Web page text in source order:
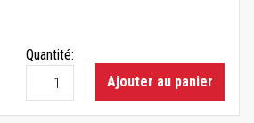
Quantité:
Ajouter au panier